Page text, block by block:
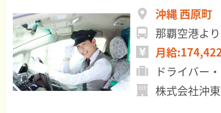
沖縄 ⻄原町
那覇空港よ
月給
ドライバー
株式会社沖